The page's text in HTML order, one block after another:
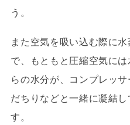
う。
また空気を吸い込む際に
で、もともと圧縮空気に
らの水分が、コンプレッ
だちりなどと一緒に凝結
す。